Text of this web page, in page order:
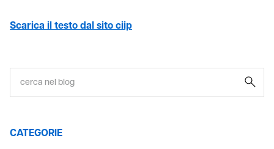
Scarica il testo dal sito ciip
CATEGORIE